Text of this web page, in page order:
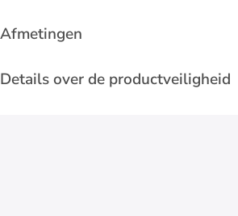
Afmetingen
Details over de productveiligheid